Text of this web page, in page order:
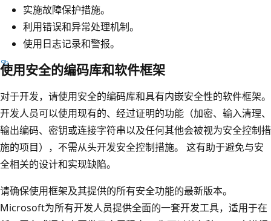
实施故障保护措施。
利用错误和异常处理机制。
使用日志记录和警报。
使用安全的编码库和软件框架
对于开发，请使用安全的编码库和具有内嵌安全性的软件框架。
开发人员可以使用现有的、经过证明的功能（加密、输入清理、
输出编码、密钥或连接字符串以及任何其他会被视为安全控制措
施的项目），不需从头开发安全控制措施。 这有助于避免与安
全相关的设计和实现缺陷。
请确保使用框架及其提供的所有安全功能的最新版本。
Microsoft为所有开发人员提供全面的一套开发工具，适用于在